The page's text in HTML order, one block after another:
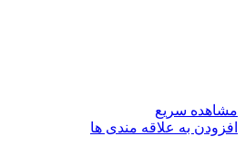
مشاهده سریع
افزودن به علاقه مندی ها